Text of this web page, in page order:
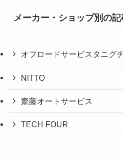
メーカー・ショップ別の記
オフロードサービスタニグ
NITTO
齋藤オートサービス
TECH FOUR